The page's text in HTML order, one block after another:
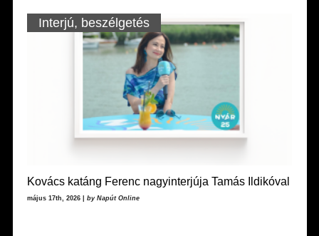
Interjú, beszélgetés
Kovács katáng Ferenc nagyinterjúja Tamás Ildikóval
május 17th, 2026 | by Napút Online